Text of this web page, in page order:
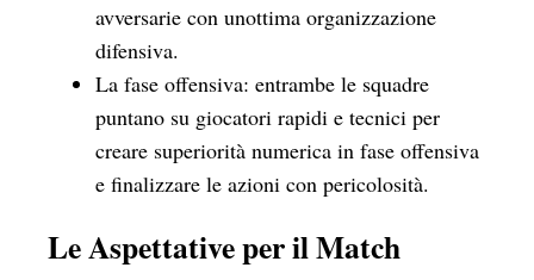
avversarie con unottima organizzazione
difensiva.
La fase offensiva: entrambe le squadre
puntano su giocatori rapidi e tecnici per
creare superiorità numerica in fase offensiva
e finalizzare le azioni con pericolosità.
Le Aspettative per il Match